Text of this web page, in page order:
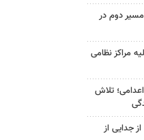
دوم در
مراکز نظامی
تلاش
جدایی از